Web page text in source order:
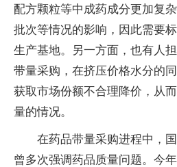
配方颗粒等中成药成分更加复
批次等情况的影响，因此需要
生产基地。另一方面，也有人
带量采购，在挤压价格水分的
获取市场份额不合理降价，从
量的情况。
在药品带量采购进程中，
曾多次强调药品质量问题。今